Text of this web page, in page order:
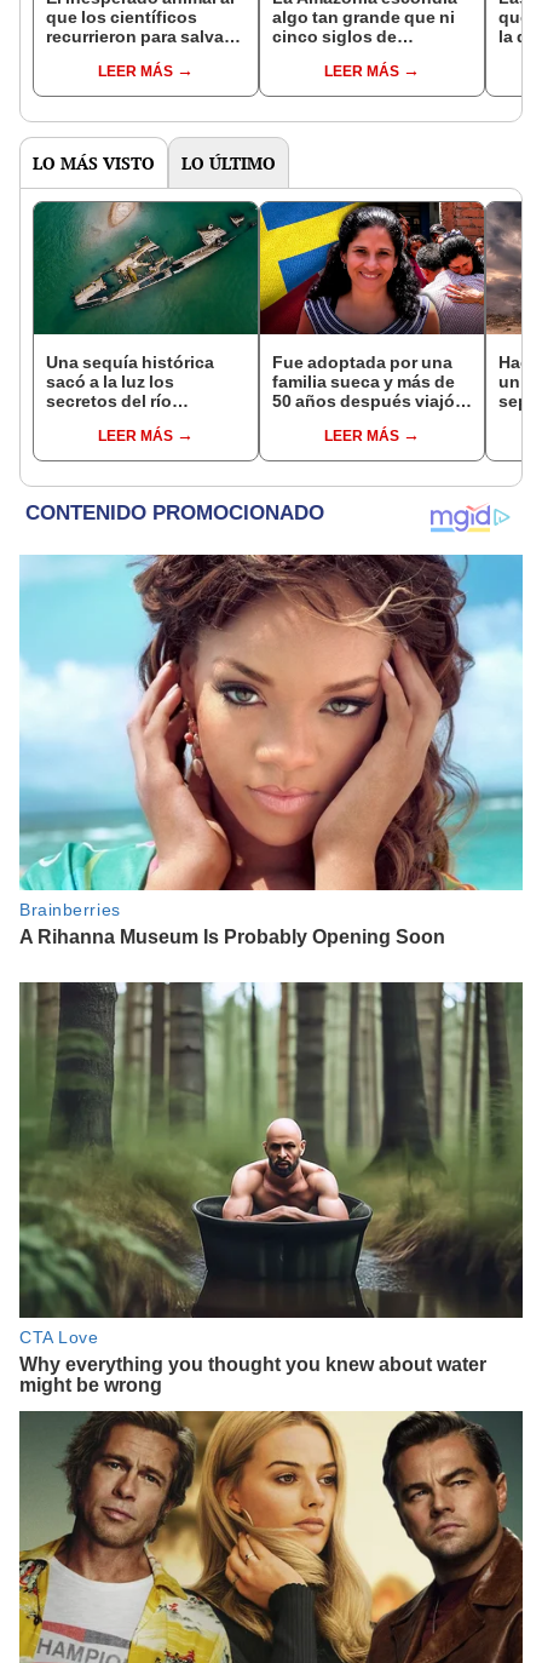
que los científicos
recurrieron para salvar
reintroducción de un
asno salvaje está
en un paisaje con más
LEER MÁS
algo tan grande que ni
cinco siglos de
encontrarlo: el hallazgo
podría cambiar todo lo
pasado
LEER MÁS
que
la de
LO MÁS VISTO LO ÚLTIMO
Una sequía histórica
sacó a la luz los
secretos del río
Segunda Guerra
Mundial, fósiles de
LEER MÁS
Fue adoptada por una
familia sueca y más de
50 años después viajó a
sus raíces: "Encontré
esa parte faltante"
LEER MÁS
un